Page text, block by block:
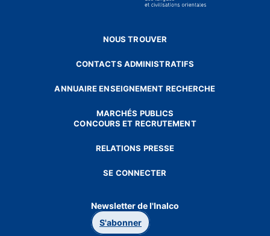
NOUS TROUVER
CONTACTS ADMINISTRATIFS
ANNUAIRE ENSEIGNEMENT RECHERCHE
MARCHÉS PUBLICS
CONCOURS ET RECRUTEMENT
RELATIONS PRESSE
SE CONNECTER
Newsletter de l'Inalco
S'abonner